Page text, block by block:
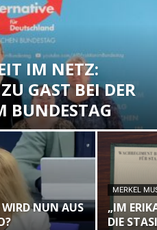
IM NETZ:
GAST BEI DER
BUNDESTAG
NUN AUS
MERKEL
„IM
DIE